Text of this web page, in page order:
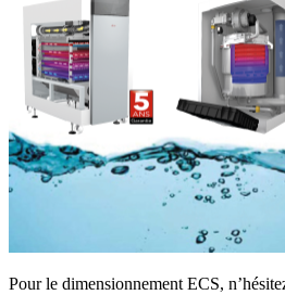
Pour le dimensionnement ECS,